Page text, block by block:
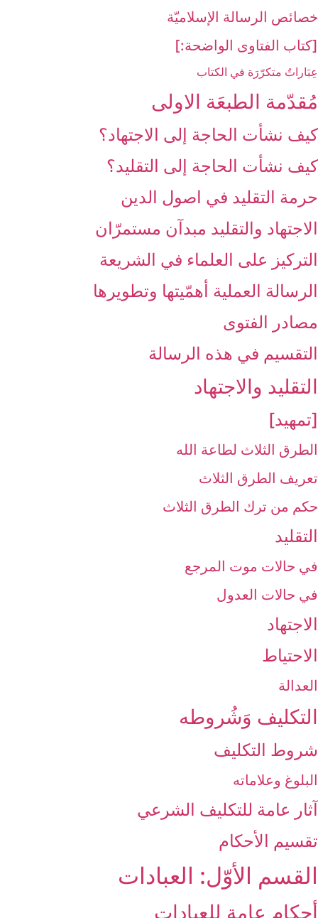
خصائص الرسالة الإسلاميّة
[كتاب الفتاوى الواضحة:]
عِبَاراتٌ متكرّرَة في الكتاب
مُقدّمة الطبعَة الاولى‏
كيف نشأت الحاجة إلى الاجتهاد؟
كيف نشأت الحاجة إلى التقليد؟
حرمة التقليد في اصول الدين
الاجتهاد والتقليد مبدآن مستمرّان
التركيز على العلماء في الشريعة
الرسالة العملية أهمّيتها وتطويرها
مصادر الفتوى
التقسيم في هذه الرسالة
التقليد والاجتهاد
[تمهيد]
الطرق الثلاث لطاعة الله
تعريف الطرق الثلاث
حكم من ترك الطرق الثلاث
التقليد
في حالات موت المرجع
في حالات العدول
الاجتهاد
الاحتياط
العدالة
التكليف وَشُروطه‏
شروط التكليف‏
البلوغ وعلاماته
آثار عامة للتكليف الشرعي‏
تقسيم الأحكام‏
القسم الأوّل: العبادات‏
أحكام عامة للعبادات‏